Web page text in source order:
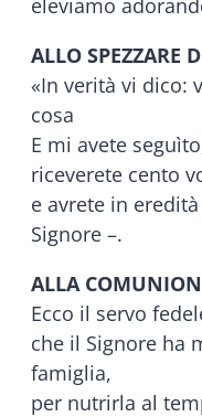
ALLO SPEZZARE
«In verità vi dico:
cosa
E mi avete
riceverete cento
e avrete in
Signore –.
ALLA
Ecco il servo
che il Signore ha
famiglia,
per nutrirla al